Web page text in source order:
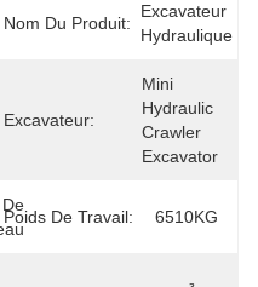
Nom Du Produit:
Excavateur
Hydraulique
Excavateur:
Mini
Hydraulic
Crawler
Excavator
Poids De Travail: 6510KG